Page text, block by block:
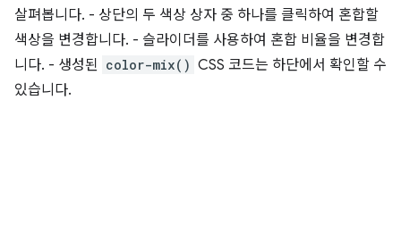
살펴봅니다. - 상단의 두 색상 상자 중 하나를 클릭하여 혼합할
색상을 변경합니다. - 슬라이더를 사용하여 혼합 비율을 변경합
니다. - 생성된 color-mix() CSS 코드는 하단에서 확인할 수
있습니다.